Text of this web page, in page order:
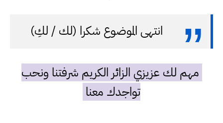
انتهى الموضوع شكرا (لك / لكِ)
مهم لك عزيزي الزائر الكريم شرفتنا ونحب
تواجدك معنا